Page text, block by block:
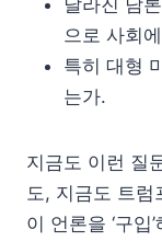
으로 사회
특히 대형
는가.
지금도 이런 질
도, 지금도 트
이 언론을 ‘구